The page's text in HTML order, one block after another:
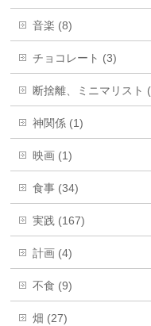
音楽 (8)
チョコレート (3)
断捨離、ミニマリスト
神関係 (1)
映画 (1)
食事 (34)
実践 (167)
計画 (4)
不食 (9)
畑 (27)